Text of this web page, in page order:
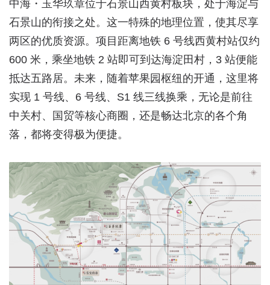
中海・玉华玖章位于石景山西黄村板块，处于海淀与
石景山的衔接之处。这一特殊的地理位置，使其尽享
两区的优质资源。项目距离地铁 6 号线西黄村站仅约
600 米，乘坐地铁 2 站即可到达海淀田村，3 站便能
抵达五路居。未来，随着苹果园枢纽的开通，这里将
实现 1 号线、6 号线、S1 线三线换乘，无论是前往
中关村、国贸等核心商圈，还是畅达北京的各个角
落，都将变得极为便捷。